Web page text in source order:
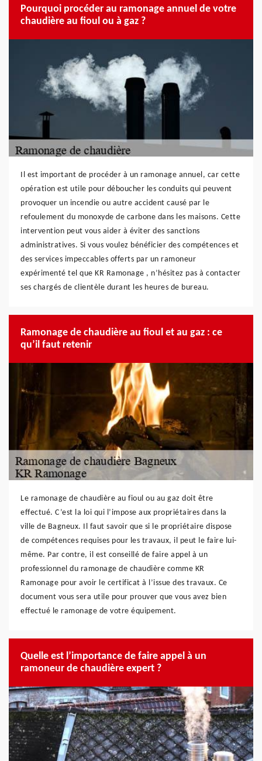
Pourquoi procéder au ramonage annuel de votre
chaudière au fioul ou à gaz ?
Il est important de procéder à un ramonage annuel, car cette
opération est utile pour déboucher les conduits qui peuvent
provoquer un incendie ou autre accident causé par le
refoulement du monoxyde de carbone dans les maisons. Cette
intervention peut vous aider à éviter des sanctions
administratives. Si vous voulez bénéficier des compétences et
des services impeccables offerts par un ramoneur
expérimenté tel que KR Ramonage , n’hésitez pas à contacter
ses chargés de clientèle durant les heures de bureau.
Ramonage de chaudière au fioul et au gaz : ce
qu’il faut retenir
Le ramonage de chaudière au fioul ou au gaz doit être
effectué. C’est la loi qui l’impose aux propriétaires dans la
ville de Bagneux. Il faut savoir que si le propriétaire dispose
de compétences requises pour les travaux, il peut le faire lui-
même. Par contre, il est conseillé de faire appel à un
professionnel du ramonage de chaudière comme KR
Ramonage pour avoir le certificat à l’issue des travaux. Ce
document vous sera utile pour prouver que vous avez bien
effectué le ramonage de votre équipement.
Quelle est l’importance de faire appel à un
ramoneur de chaudière expert ?